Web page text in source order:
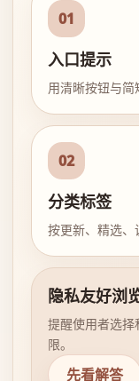
01
入口提示
用清晰按钮与简
02
分类标签
按更新、精选、
隐私友好浏
提醒使用者选择
限。
先看解答